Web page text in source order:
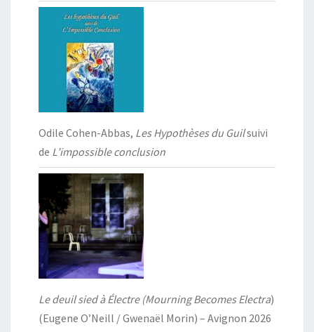
Odile Cohen-Abbas, Les Hypothèses du Guilsuivi
de L’impossible conclusion
Le deuil sied à Électre (Mourning Becomes Electra)
(Eugene O’Neill / Gwenaël Morin) – Avignon 2026